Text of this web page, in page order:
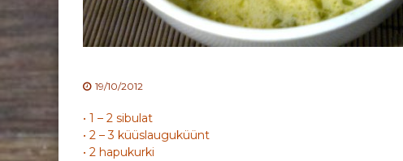
19/10/2012
• 1 – 2 sibulat
• 2 – 3 küüslauguküünt
• 2 hapukurki